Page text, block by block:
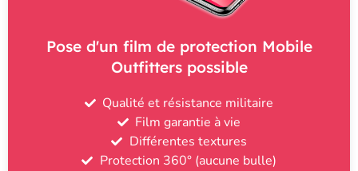
Pose d'un film de protection Mobile
Outfitters possible
Qualité et résistance militaire
Film garantie à vie
Différentes textures
Protection 360° (aucune bulle)